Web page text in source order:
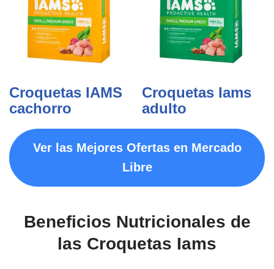
Croquetas IAMS
cachorro
Croquetas Iams
adulto
Ver las Mejores Ofertas en Mercado
Libre
Beneficios Nutricionales de
las Croquetas Iams